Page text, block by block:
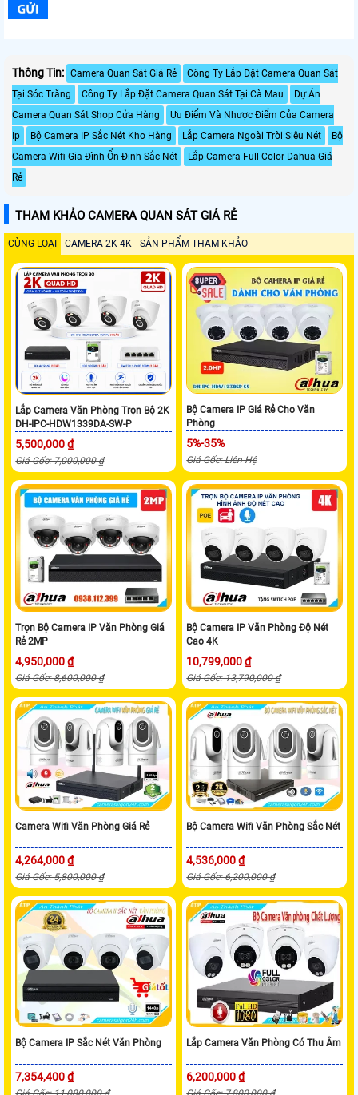
Thông Tin: Camera Quan Sát Giá Rẻ
Công Ty Lắp Đặt Camera Quan Sát
Tại Sóc Trăng
Công Ty Lắp Đặt Camera Quan Sát Tại Cà Mau
Dự Án
Camera Quan Sát Shop Cửa Hàng
Ưu Điểm Và Nhược Điểm Của Camera
Ip
Bộ Camera IP Sắc Nét Kho Hàng Lắp Camera Ngoài Trời Siêu Nét
Bộ
Camera Wifi Gia Đình Ổn Định Sắc Nét
Lắp Camera Full Color Dahua Giá
Rẻ
THAM KHẢO CAMERA QUAN SÁT GIÁ RẺ
CÙNG LOẠI CAMERA 2K 4K SẢN PHẨM THAM KHẢO
Lắp Camera Văn Phòng Trọn Bộ 2K
DH-IPC-HDW1339DA-SW-P
5,500,000 ₫
Giá Gốc: 7,000,000 ₫
Bộ Camera IP Giá Rẻ Cho Văn
Phòng
5%-35%
Giá Gốc: Liên Hệ
Trọn Bộ Camera IP Văn Phòng Giá
Rẻ 2MP
4,950,000 ₫
Giá Gốc: 8,600,000 ₫
Bộ Camera IP Văn Phòng Độ Nét
Cao 4K
10,799,000 ₫
Giá Gốc: 13,790,000 ₫
Camera Wifi Văn Phòng Giá Rẻ
4,264,000 ₫
Giá Gốc: 5,800,000 ₫
Bộ Camera Wifi Văn Phòng Sắc Nét
4,536,000 ₫
Giá Gốc: 6,200,000 ₫
Bộ Camera IP Sắc Nét Văn Phòng
7,354,400 ₫
Lắp Camera Văn Phòng Có Thu Âm
6,200,000 ₫